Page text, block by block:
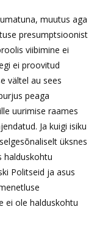
muutus aga
presumptsioonist
viibimine ei
ei proovitud
vältel au sees
peaga
uurimise raames
Ja kuigi isiku
üksnes
halduskohtu
Politseid ja asus
ei ole halduskohtu